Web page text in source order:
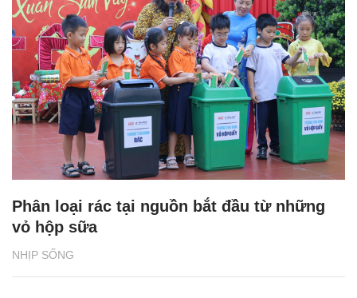
NHỊP SỐNG
Phân loại rác tại nguồn bắt đầu từ những
vỏ hộp sữa